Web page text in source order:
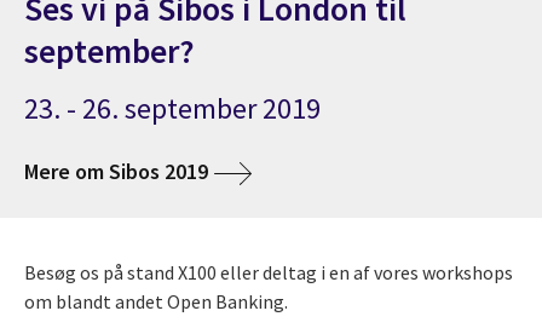
september?
23. - 26. september 2019
Mere om Sibos 2019
Besøg os på stand X100 eller deltag i en af vores workshops
om blandt andet Open Banking.